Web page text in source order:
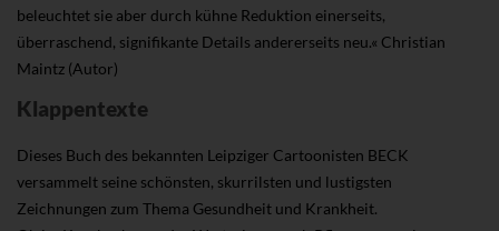
beleuchtet sie aber durch kühne Reduktion einerseits,
überraschend, signifikante Details andererseits neu.« Christian
Maintz (Autor)
Klappentexte
Dieses Buch des bekannten Leipziger Cartoonisten BECK
versammelt seine schönsten, skurrilsten und lustigsten
Zeichnungen zum Thema Gesundheit und Krankheit.